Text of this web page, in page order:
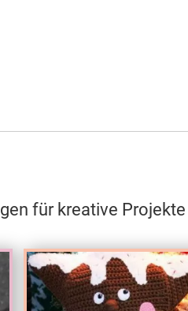
für kreative Projekte
Test